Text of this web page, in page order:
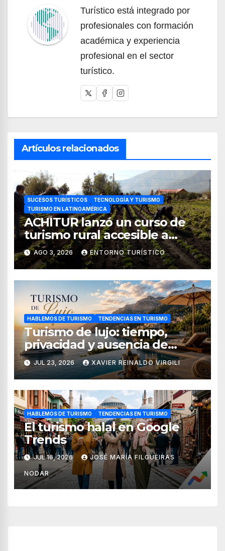
Turístico está integrado por
profesionales con formación
académica y experiencia
profesional en el sector
turístico.
Artículos relacionados
SUCESOS TURÍSTICOS
TECNOLOGÍA Y TURISMO
TURISMO EN LATINOAMÉRICA
ACHITUR lanzó un curso de
turismo rural accesible a
través de WhatsApp
AGO 3, 2026 ENTORNO TURÍSTICO
HABLEMOS DE TURISMO TENDENCIAS EN TURISMO
Turismo de lujo: tiempo,
privacidad y ausencia de
fricciones
JUL 23, 2026 XAVIER REINALDO VIRGILI
HABLEMOS DE TURISMO TENDENCIAS EN TURISMO
El turismo halal en Google
Trends
JUL 16, 2026 JOSÉ MARÍA FILGUEIRAS
NODAR